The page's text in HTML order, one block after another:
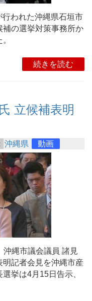
われた沖縄県石垣市
の選挙対策事務所か
続きを読む
立候補表明
沖縄県 動画
縄市議会議員 諸見
記者会見を沖縄市産
挙は4月15日告示、